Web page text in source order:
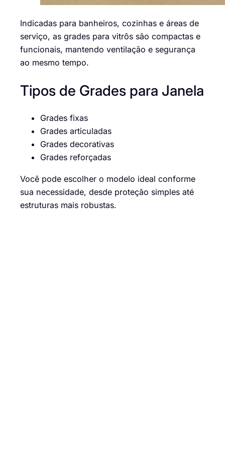
Indicadas para banheiros, cozinhas e áreas de
serviço, as grades para vitrôs são compactas e
funcionais, mantendo ventilação e segurança
ao mesmo tempo.
Tipos de Grades para Janela
Grades fixas
Grades articuladas
Grades decorativas
Grades reforçadas
Você pode escolher o modelo ideal conforme
sua necessidade, desde proteção simples até
estruturas mais robustas.